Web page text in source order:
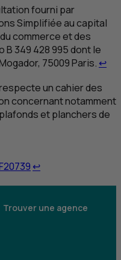
fourni par
Simplifiée au capital
commerce et des
349 428 995 dont le
75009 Paris. ↩
un cahier des
concernant notamment
et planchers de
renvoi 5
↩Retour au renvoi 6
Trouver une agence